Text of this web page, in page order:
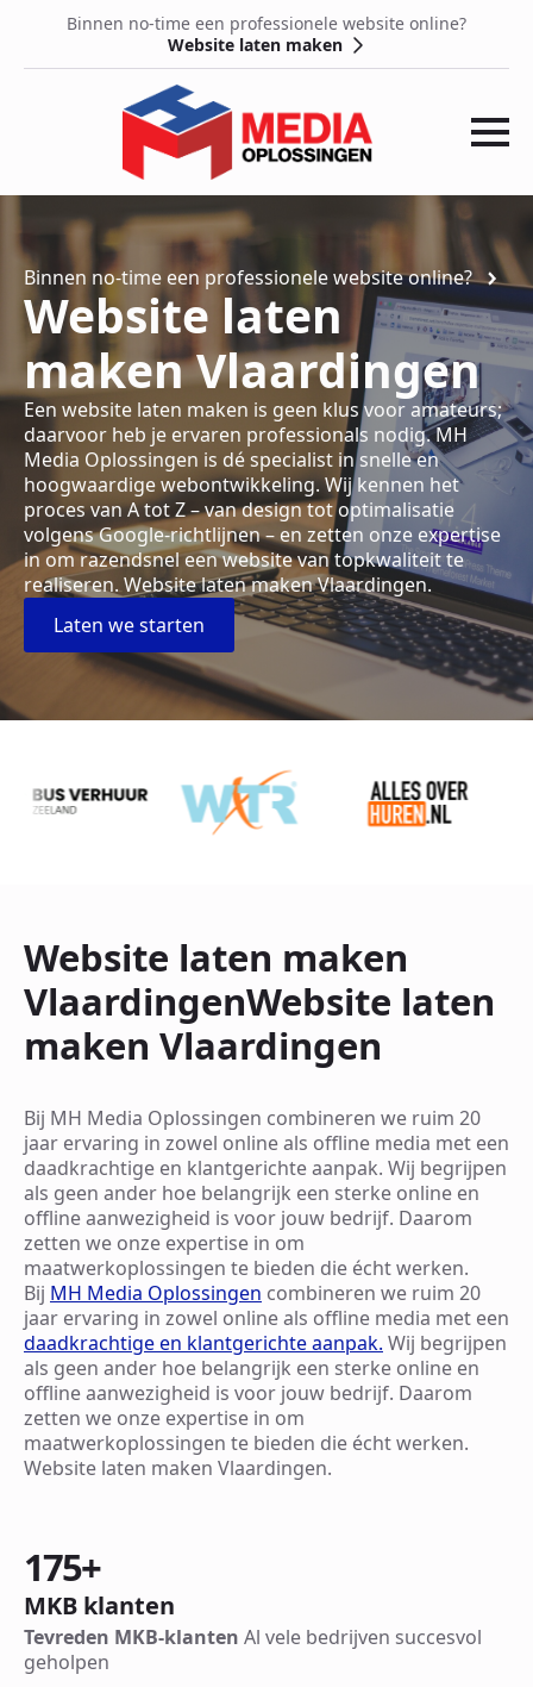
Binnen no-time een professionele website online?
Website laten maken
Binnen no-time een professionele website online?
Website laten
maken Vlaardingen
Een website laten maken is geen klus voor amateurs;
daarvoor heb je ervaren professionals nodig. MH
Media Oplossingen is dé specialist in snelle en
hoogwaardige webontwikkeling. Wij kennen het
proces van A tot Z – van design tot optimalisatie
volgens Google-richtlijnen – en zetten onze expertise
in om razendsnel een website van topkwaliteit te
realiseren. Website laten maken Vlaardingen.
Laten we starten
Website laten maken
VlaardingenWebsite laten
maken Vlaardingen
Bij MH Media Oplossingen combineren we ruim 20
jaar ervaring in zowel online als offline media met een
daadkrachtige en klantgerichte aanpak. Wij begrijpen
als geen ander hoe belangrijk een sterke online en
offline aanwezigheid is voor jouw bedrijf. Daarom
zetten we onze expertise in om
maatwerkoplossingen te bieden die écht werken.
Bij MH Media Oplossingen combineren we ruim 20
jaar ervaring in zowel online als offline media met een
daadkrachtige en klantgerichte aanpak. Wij begrijpen
als geen ander hoe belangrijk een sterke online en
offline aanwezigheid is voor jouw bedrijf. Daarom
zetten we onze expertise in om
maatwerkoplossingen te bieden die écht werken.
Website laten maken Vlaardingen.
175+
MKB klanten
Tevreden MKB-klanten Al vele bedrijven succesvol
geholpen